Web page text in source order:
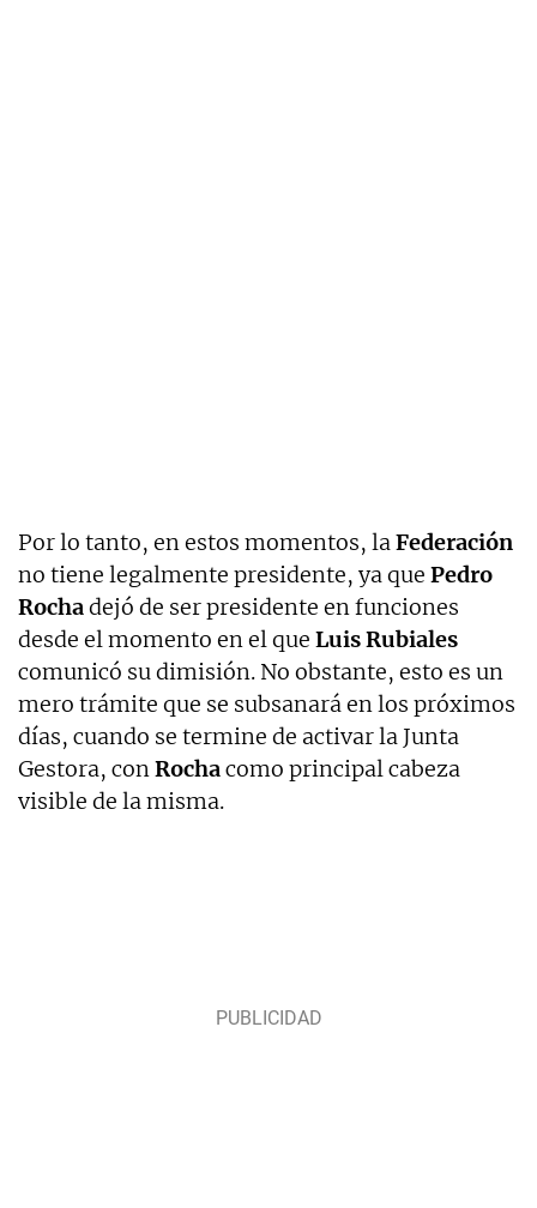
Por lo tanto, en estos momentos, laFederación
no tiene legalmente presidente, ya que Pedro
Rochadejó de ser presidente en funciones
desde el momento en el que Luis Rubiales
comunicó su dimisión. No obstante, esto es un
mero trámite que se subsanará en los próximos
días, cuando se termine de activar la Junta
Gestora, conRochacomo principal cabeza
visible de la misma.